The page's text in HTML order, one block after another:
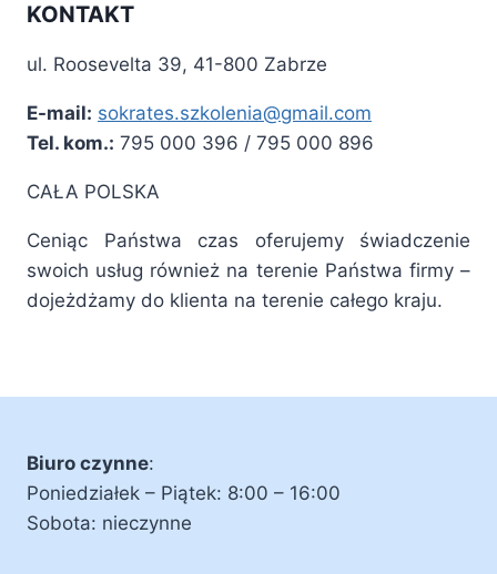
KONTAKT
ul. Roosevelta 39, 41-800 Zabrze
E-mail: sokrates.szkolenia@gmail.com
Tel. kom.: 795 000 396 / 795 000 896
CAŁA POLSKA
Ceniąc Państwa czas oferujemy świadczenie
swoich usług również na terenie Państwa firmy –
dojeżdżamy do klienta na terenie całego kraju.
Biuro czynne:
Poniedziałek – Piątek: 8:00 – 16:00
Sobota: nieczynne